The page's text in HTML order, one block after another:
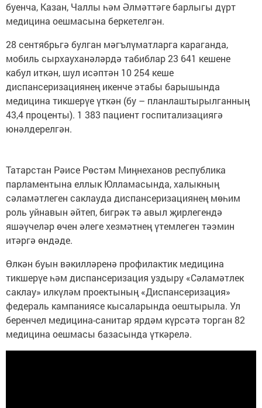
буенча, Казан, Чаллы һәм Әлмәттәге барлыгы дүрт
медицина оешмасына беркетелгән.
28 сентябрьгә булган мәгълүматларга караганда,
мобиль сырхауханәләрдә табиблар 23 641 кешене
кабул иткән, шул исәптән 10 254 кеше
диспансеризациянең икенче этабы барышында
медицина тикшерүе үткән (бу – планлаштырылганның
43,4 проценты). 1 383 пациент госпитализациягә
юнәлдерелгән.
Татарстан Рәисе Рөстәм Миңнеханов республика
парламентына еллык Юлламасында, халыкның
сәламәтлеген саклауда диспансеризациянең мөһим
роль уйнавын әйтеп, бигрәк тә авыл җирлегендә
яшәүчеләр өчен әлеге хезмәтнең үтемлеген тәэмин
итәргә өндәде.
Өлкән буын вәкилләренә профилактик медицина
тикшерүе һәм диспансеризация уздыру «Сәламәтлек
саклау» илкүләм проектының «Диспансеризация»
федераль кампаниясе кысаларында оештырыла. Ул
беренчел медицина-санитар ярдәм күрсәтә торган 82
медицина оешмасы базасында үткәрелә.